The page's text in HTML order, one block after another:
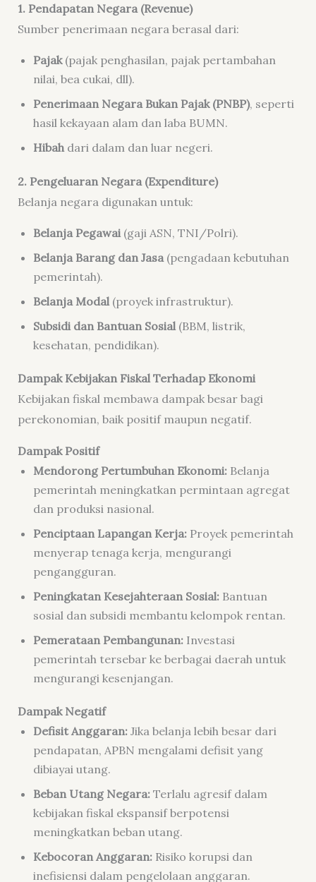
1. Pendapatan Negara (Revenue)
Sumber penerimaan negara berasal dari:
Pajak(pajak penghasilan, pajak pertambahan
nilai, bea cukai, dll).
Penerimaan Negara Bukan Pajak (PNBP), seperti
hasil kekayaan alam dan laba BUMN.
Hibahdari dalam dan luar negeri.
2. Pengeluaran Negara (Expenditure)
Belanja negara digunakan untuk:
Belanja Pegawai(gaji ASN, TNI/Polri).
Belanja Barang dan Jasa(pengadaan kebutuhan
pemerintah).
Belanja Modal(proyek infrastruktur).
Subsidi dan Bantuan Sosial(BBM, listrik,
kesehatan, pendidikan).
Dampak Kebijakan Fiskal Terhadap Ekonomi
Kebijakan fiskal membawa dampak besar bagi
perekonomian, baik positif maupun negatif.
Dampak Positif
Mendorong Pertumbuhan Ekonomi:Belanja
pemerintah meningkatkan permintaan agregat
dan produksi nasional.
Penciptaan Lapangan Kerja:Proyek pemerintah
menyerap tenaga kerja, mengurangi
pengangguran.
Peningkatan Kesejahteraan Sosial:Bantuan
sosial dan subsidi membantu kelompok rentan.
Pemerataan Pembangunan:Investasi
pemerintah tersebar ke berbagai daerah untuk
mengurangi kesenjangan.
Dampak Negatif
Defisit Anggaran:Jika belanja lebih besar dari
pendapatan, APBN mengalami defisit yang
dibiayai utang.
Beban Utang Negara:Terlalu agresif dalam
kebijakan fiskal ekspansif berpotensi
meningkatkan beban utang.
Kebocoran Anggaran:Risiko korupsi dan
inefisiensi dalam pengelolaan anggaran.